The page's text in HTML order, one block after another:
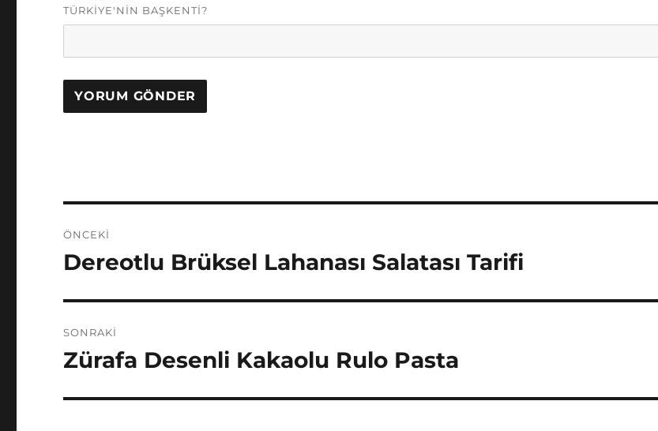
TÜRKIYE'NIN BAŞKENTI?
gezinmesi
ÖNCEKI
Önceki
Dereotlu Brüksel Lahanası Salatası Tarifi
SONRAKI
Sonraki
Zürafa Desenli Kakaolu Rulo Pasta